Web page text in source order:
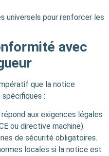
universels pour renforcer les
avec
que la notice
:
aux exigences légales
ou directive machine).
de sécurité obligatoires.
locales si la notice est